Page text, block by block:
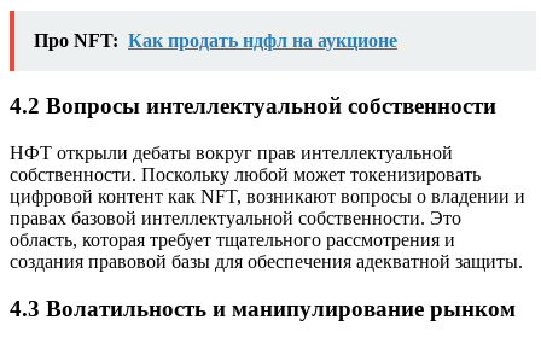
Про NFT: Как продать ндфл на аукционе
4.2 Вопросы интеллектуальной собственности
НФТ открыли дебаты вокруг прав интеллектуальной
собственности. Поскольку любой может токенизировать
цифровой контент как NFT, возникают вопросы о владении и
правах базовой интеллектуальной собственности. Это
область, которая требует тщательного рассмотрения и
создания правовой базы для обеспечения адекватной защиты.
4.3 Волатильность и манипулирование рынком